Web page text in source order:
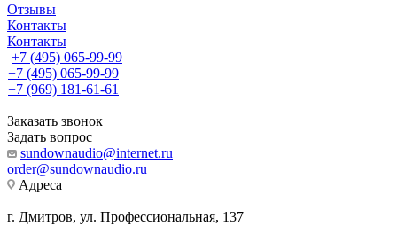
Отзывы
Контакты
Контакты
+7 (495) 065-99-99
+7 (495) 065-99-99
+7 (969) 181-61-61
Заказать звонок
Задать вопрос
sundownaudio@internet.ru
order@sundownaudio.ru
Адреса
г. Дмитров, ул. Профессиональная, 137